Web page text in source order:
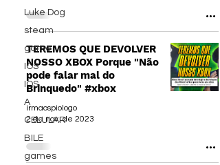
Luke Dog
steam
game
IOS
IOS
A
CELULAR
BILE
games
TEREMOS QUE DEVOLVER
NOSSO XBOX Porque "Não
pode falar mal do
Brinquedo" #xbox
irmaospiologo
2 de nov. de 2023